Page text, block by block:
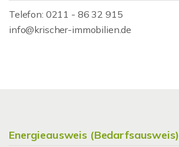
Telefon: 0211 - 86 32 915
info@krischer-immobilien.de
Energieausweis (Bedarfsausweis)